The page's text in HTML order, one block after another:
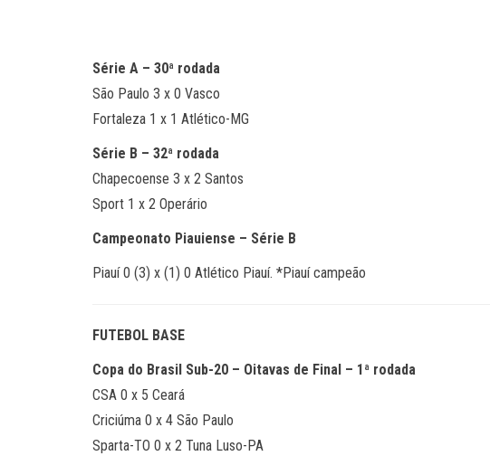
Série A – 30ª rodada
São Paulo 3 x 0 Vasco
Fortaleza 1 x 1 Atlético-MG
Série B – 32ª rodada
Chapecoense 3 x 2 Santos
Sport 1 x 2 Operário
Campeonato Piauiense – Série B
Piauí 0 (3) x (1) 0 Atlético Piauí. *Piauí campeão
FUTEBOL BASE
Copa do Brasil Sub-20 – Oitavas de Final – 1ª rodada
CSA 0 x 5 Ceará
Criciúma 0 x 4 São Paulo
Sparta-TO 0 x 2 Tuna Luso-PA